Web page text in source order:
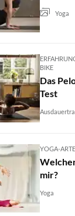
Yoga
BIKE
Das
Test
YOGA-
mir?
Yoga